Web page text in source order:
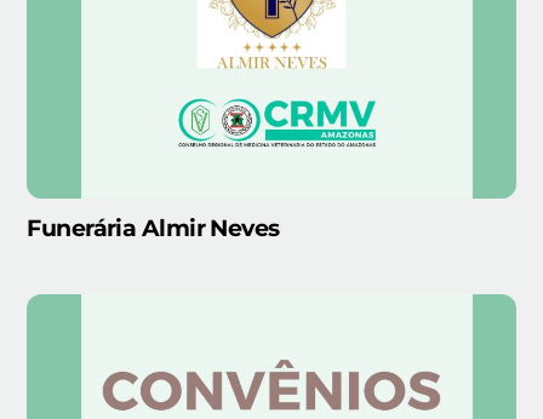
Funerária Almir Neves